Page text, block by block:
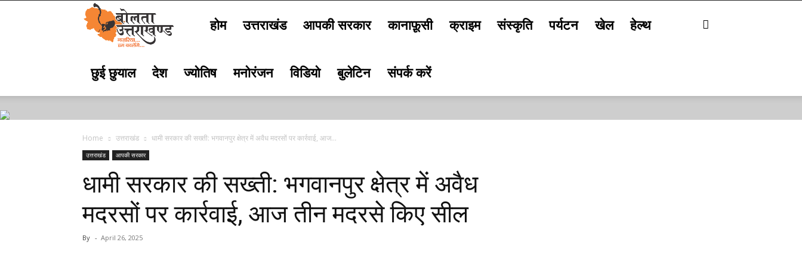
Uttarakhand
होम उत्तराखंड आपकी सरकार कानाफ़ूसी क्राइम संस्कृति पर्यटन खेल हेल्थ
छुई छुयाल देश ज्योतिष मनोरंजन विडियो बुलेटिन संपर्क करें
Home उत्तराखंड धामी सरकार की सख्ती: भगवानपुर क्षेत्र में अवैध मदरसों पर कार्रवाई, आज...
उत्तराखंड आपकी सरकार
धामी सरकार की सख्ती: भगवानपुर क्षेत्र में अवैध
मदरसों पर कार्रवाई, आज तीन मदरसे किए सील
By - April 26, 2025